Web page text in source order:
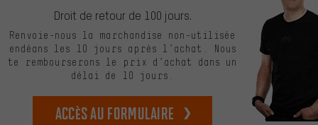
Droit de retour de 100 jours.
Renvoie-nous la marchandise non-utilisée
endéans les 10 jours après l’achat. Nous
te rembourserons le prix d’achat dans un
délai de 10 jours.
Accès au formulaire